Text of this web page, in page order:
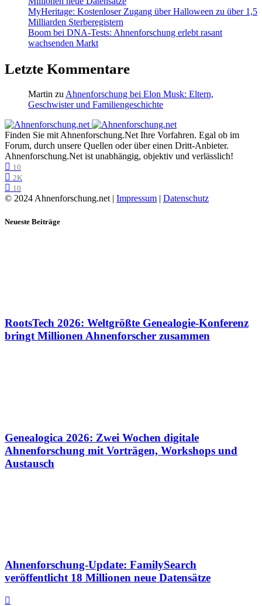
MyHeritage: Kostenloser Zugang über Halloween zu über 1,5
Milliarden Sterberegistern
Boom bei DNA-Tests: Ahnenforschung erlebt rasant
wachsenden Markt
Letzte Kommentare
Martin zu Ahnenforschung bei Elon Musk: Eltern,
Geschwister und Familiengeschichte
Finden Sie mit Ahnenforschung.Net Ihre Vorfahren. Egal ob im
Forum, durch unsere Quellen oder über einen Dritt-Anbieter.
Ahnenforschung.Net ist unabhängig, objektiv und verlässlich!
10
2K
10
© 2024 Ahnenforschung.net | Impressum | Datenschutz
Neueste Beiträge
RootsTech 2026: Weltgrößte Genealogie-Konferenz
bringt Millionen Ahnenforscher zusammen
Genealogica 2026: Zwei Wochen digitale
Ahnenforschung mit Vorträgen, Workshops und
Austausch
Ahnenforschung-Update: FamilySearch
veröffentlicht 18 Millionen neue Datensätze